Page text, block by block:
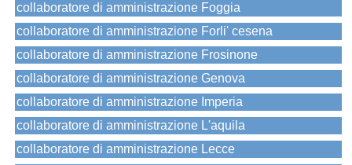
collaboratore di amministrazione Foggia
collaboratore di amministrazione Forli' cesena
collaboratore di amministrazione Frosinone
collaboratore di amministrazione Genova
collaboratore di amministrazione Imperia
collaboratore di amministrazione L'aquila
collaboratore di amministrazione Lecce